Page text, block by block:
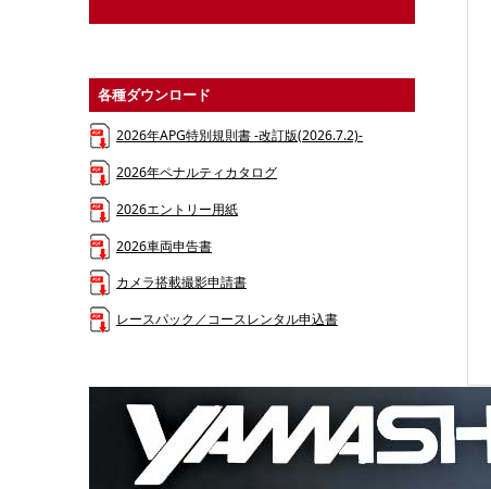
各種ダウンロード
2026年APG特別規則書 -改訂版(2026.7.2)-
2026年ペナルティカタログ
2026エントリー用紙
2026車両申告書
カメラ搭載撮影申請書
レースパック／コースレンタル申込書